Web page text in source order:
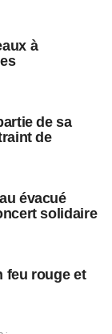
à
de sa
de
évacué
solidaire
feu rouge et